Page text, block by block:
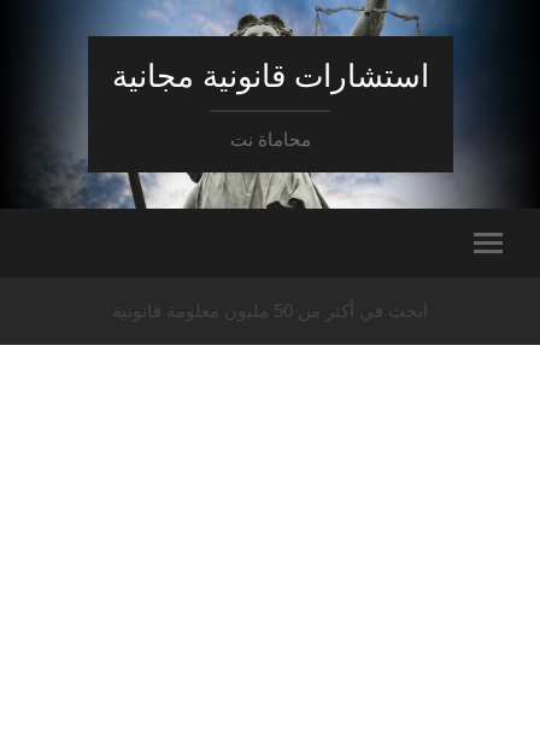
استشارات قانونية مجانية
محاماة نت
ابحث في أكثر من 50 مليون معلومة قانونية